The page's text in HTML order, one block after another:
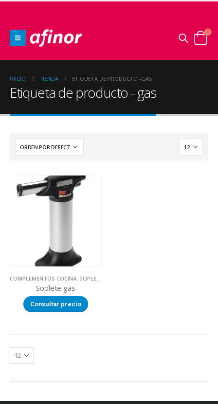
INICIO TIENDA ETIQUETA DE PRODUCTO -GAS
Etiqueta de producto - gas
COMPLEMENTOS COCINA, SOPLETES
Soplete gas
Consultar precio